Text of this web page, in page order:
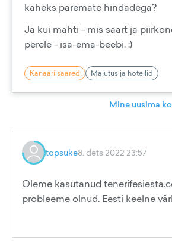
kaheks paremate hindadega?
Ja kui mahti - mis saart ja
perele - isa-ema-beebi. :)
Kanaari saared Majutus ja hotellid
Mine uusima
topsuke8. dets 2022 23:57
Oleme kasutanud
probleeme olnud. Eesti keelne